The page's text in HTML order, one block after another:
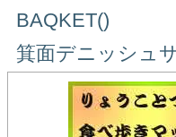
BAQKET()
箕面デニッシュ